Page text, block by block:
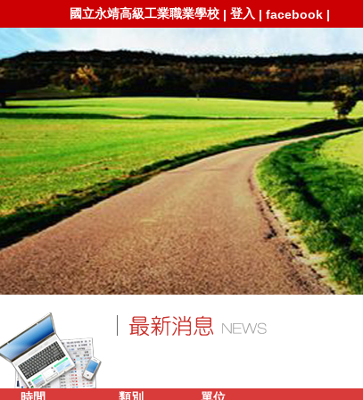
國立永靖高級工業職業學校 | 登入 | facebook |